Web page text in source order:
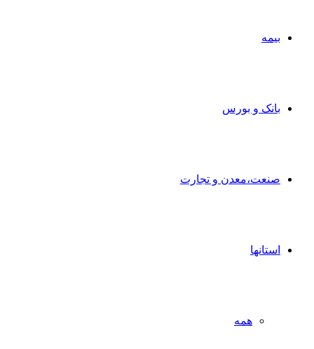
بیمه
بانک و بورس
صنعت،معدن و تجارت
استانها
همه